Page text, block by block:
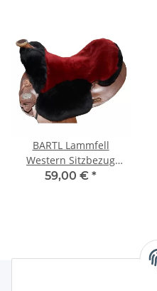
BARTL Lammfell
Western Sitzbezug
"DOUBLE COLOR"
59,00 € *